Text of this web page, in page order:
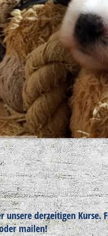
unsere derzeitigen Kurse.
mailen!